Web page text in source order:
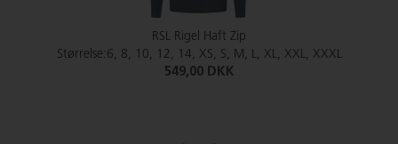
RSL Rigel Haft Zip
Størrelse:6, 8, 10, 12, 14, XS, S, M, L, XL, XXL, XXXL
549,00 DKK